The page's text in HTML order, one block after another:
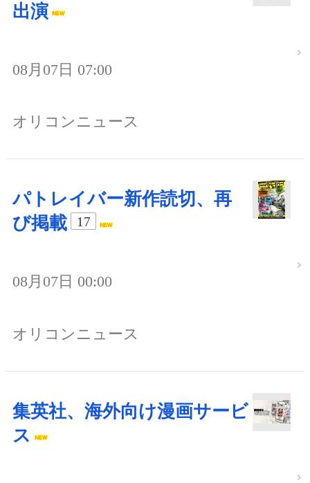
出演
08月07日 07:00
オリコンニュース
パトレイバー新作読切、再
び掲載
17
08月07日 00:00
オリコンニュース
集英社、海外向け漫画サービ
ス